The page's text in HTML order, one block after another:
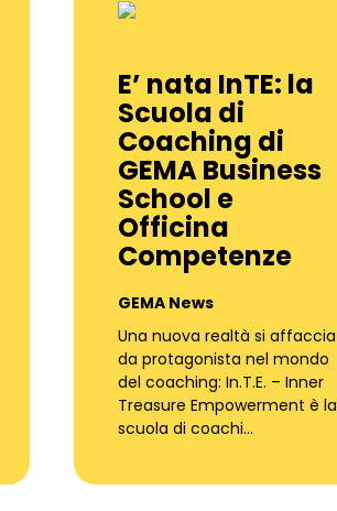
E’ nata InTE: la
Scuola di
Coaching di
GEMA Business
School e
Officina
Competenze
GEMA News
Una nuova realtà si affaccia
da protagonista nel mondo
del coaching: In.T.E. – Inner
Treasure Empowerment è la
scuola di coachi…